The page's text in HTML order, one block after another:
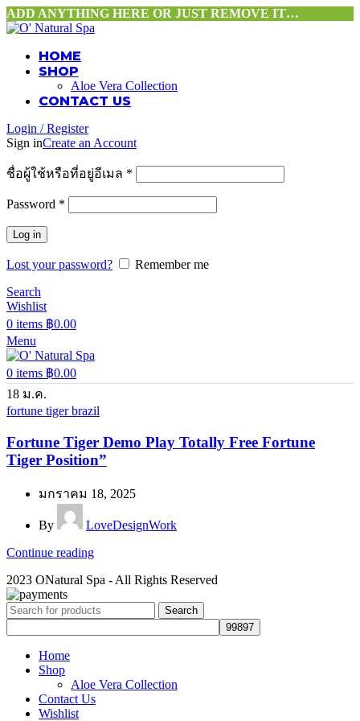
ADD ANYTHING HERE OR JUST REMOVE IT…
HOME
SHOP
Aloe Vera Collection
CONTACT US
Login / Register
Sign inCreate an Account
ชื่อผู้ใช้หรือที่อยู่อีเมล *
Password *
Log in
Lost your password?
Remember me
Search
Wishlist
0 items ฿0.00
Menu
0 items ฿0.00
18 ม.ค.
fortune tiger brazil
Fortune Tiger Demo Play Totally Free Fortune
Tiger Position”
มกราคม 18, 2025
By
LoveDesignWork
Continue reading
2023 ONatural Spa - All Rights Reserved
Search
Home
Shop
Aloe Vera Collection
Contact Us
Wishlist